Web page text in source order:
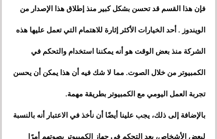
فإن هذا القسم قد تحسن بشكل كبير منذ إطلاق هذا الإصدار من
الويندوز . أحد الخيارات الأكثر إثارة للاهتمام التي تعمل عليها هذه
الشركة منذ بعض الوقت هو أنه يمكننا استخدام والتحكم في
الكمبيوتر من خلال الصوت. مما لا شك فيه أن هذا يمكن أن يحسن
تجربة العمل اليومي مع الكمبيوتر بطريقة مهمة.
بالإضافة إلى ذلك، يجب علينا أيضًا أن نأخذ في الاعتبار أنه بالنسبة
لبعض الأشخاص، يعد التحكم في جهاز الكمبيوتر بصوتهم أمرًا